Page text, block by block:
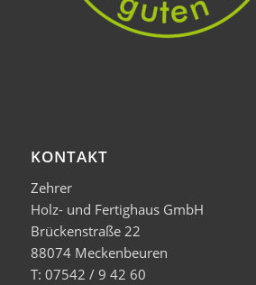
KONTAKT
Zehrer
Holz- und Fertighaus GmbH
Brückenstraße 22
88074 Meckenbeuren
T: 07542 / 9 42 60